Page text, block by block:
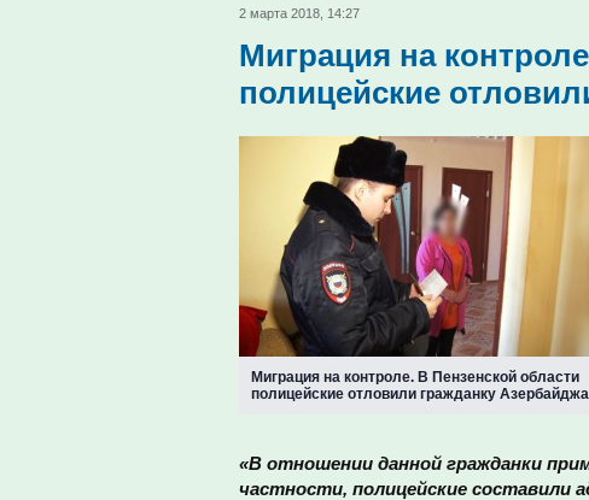
2 марта 2018, 14:27
Миграция на
полицейские
Миграция на контроле. В Пензенской области
полицейские отловили гражданку
«В отношении данной гражданки
частности, полицейские